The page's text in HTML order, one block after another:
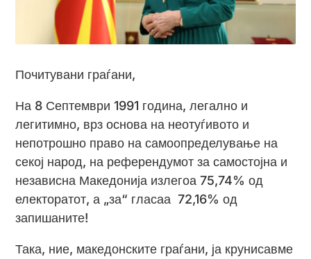
Почитувани граѓани,
На 8 Септември 1991 година, легално и
легитимно, врз основа на неотуѓивото и
непотрошно право на самоопределување на
секој народ, на референдумот за самостојна и
независна Македонија излегоа 75,74% од
електоратот, а „за“ гласаа 72,16% од
запишаните!
Така, ние, македонските граѓани, ја крунисавме